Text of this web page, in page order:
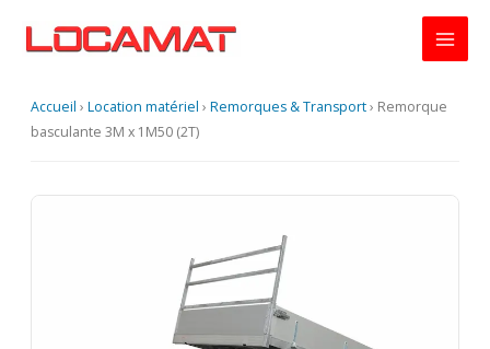
Accueil › Location matériel › Remorques & Transport› Remorque
basculante 3M x 1M50 (2T)